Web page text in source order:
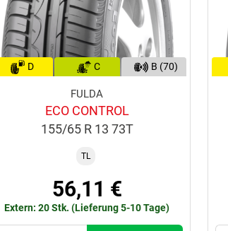
D C B (70)
FULDA
ECO CONTROL
155/65 R 13 73T
TL
56,11 €
Extern: 20 Stk. (Lieferung 5-10 Tage)